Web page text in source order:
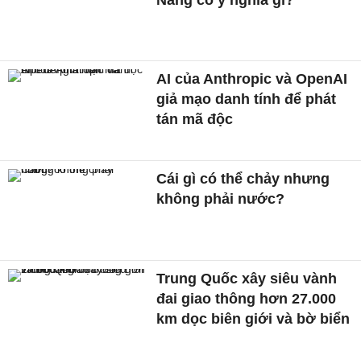
AI của Anthropic và OpenAI
giả mạo danh tính để phát
tán mã độc
Cái gì có thể chảy nhưng
không phải nước?
Trung Quốc xây siêu vành
đai giao thông hơn 27.000
km dọc biên giới và bờ biển